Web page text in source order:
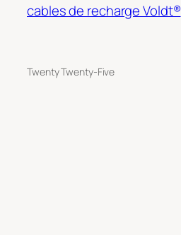
cables de recharge Voldt®
Twenty Twenty-Five